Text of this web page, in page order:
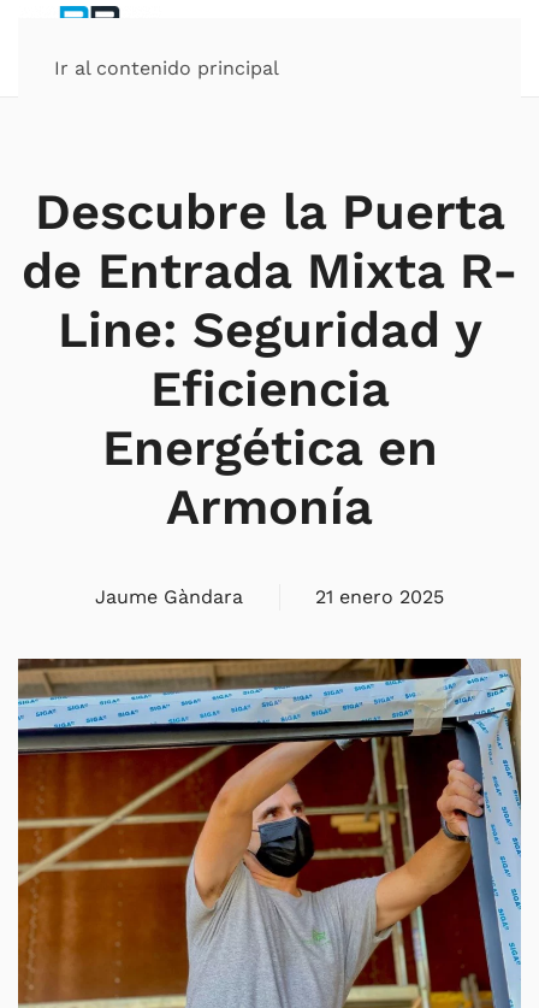
Ir al contenido principal
Descubre la Puerta
de Entrada Mixta R-
Line: Seguridad y
Eficiencia
Energética en
Armonía
Jaume Gàndara 21 enero 2025